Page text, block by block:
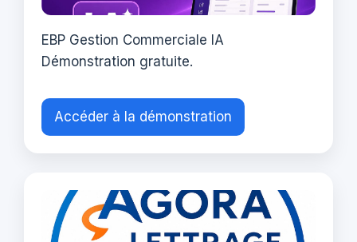
EBP Gestion Commerciale IA
Démonstration gratuite.
Accéder à la démonstration